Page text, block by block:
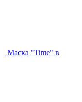
Маска "Time" в